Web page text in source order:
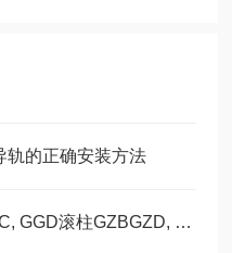
轨的正确安装方法
工艺滑块导轨钢球 GGB, GGC, GGD滚柱GZBGZD, GZV，GGBC/GZBC